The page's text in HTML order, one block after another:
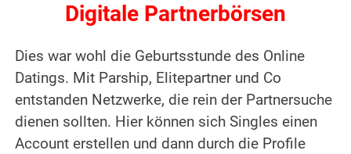
Digitale Partnerbörsen
Dies war wohl die Geburtsstunde des Online
Datings. Mit Parship, Elitepartner und Co
entstanden Netzwerke, die rein der Partnersuche
dienen sollten. Hier können sich Singles einen
Account erstellen und dann durch die Profile